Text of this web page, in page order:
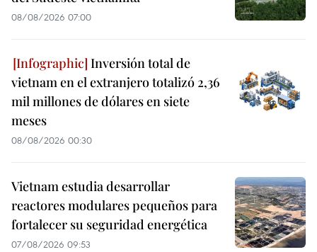
08/08/2026 07:00
Inversión total de
vietnam en el extranjero totalizó 2,36
mil millones de dólares en siete
meses
08/08/2026 00:30
Vietnam estudia desarrollar
reactores modulares pequeños para
fortalecer su seguridad energética
07/08/2026 09:53